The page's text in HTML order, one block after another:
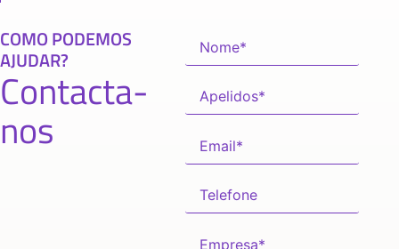
COMO PODEMOS
AJUDAR?
Contacta-
nos